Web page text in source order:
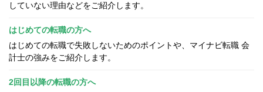
していない理由などをご紹介します。
はじめての転職の方へ
はじめての転職で失敗しないためのポイントや、マイナビ転職 会
計士の強みをご紹介します。
2回目以降の転職の方へ